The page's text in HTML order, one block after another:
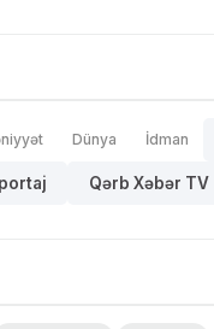
Dünya İdman
Qərb Xəbər TV